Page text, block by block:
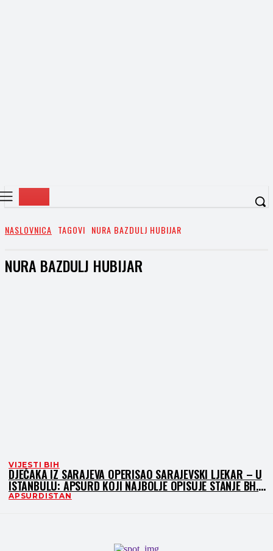
NASLOVNICA TAGOVI NURA BAZDULJ HUBIJAR
NURA BAZDULJ HUBIJAR
VIJESTI BIH
DJEČAKA IZ SARAJEVA OPERISAO SARAJEVSKI LJEKAR – U
ISTANBULU: APSURD KOJI NAJBOLJE OPISUJE STANJE BH.
ZDRAVSTVA
APSURDISTAN